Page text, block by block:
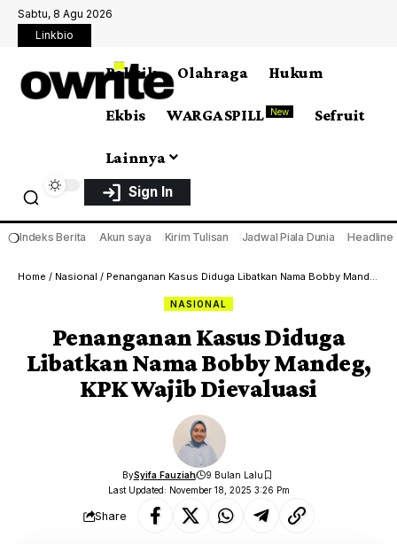
Sabtu, 8 Agu 2026
Linkbio
Politik Olahraga Hukum
Ekbis WARGA SPILL New Sefruit
Lainnya
Sign In
❍Indeks Berita Akun saya Kirim Tulisan Jadwal Piala Dunia Headline
Home / Nasional / Penanganan Kasus Diduga Libatkan Nama Bobby Mandeg, KPK Wajib Dievaluasi
NASIONAL
Penanganan Kasus Diduga
Libatkan Nama Bobby Mandeg,
KPK Wajib Dievaluasi
Last Updated: November 18, 2025 3:26 Pm
BySyifa Fauziah 9 Bulan Lalu
Share